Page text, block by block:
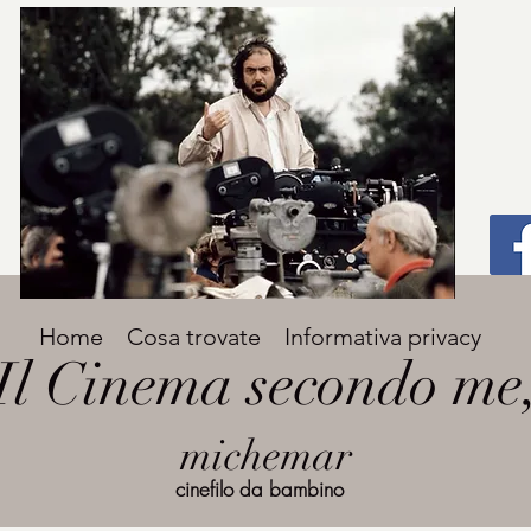
Titolo
grande
Avenir Light una delle font preferite dai
designer. Facile da leggere, viene
utilizzata per titoli e paragrafi.
Cinema secondo
michemar
Home Cosa trovate Informativa privacy
cinefilo da bambino